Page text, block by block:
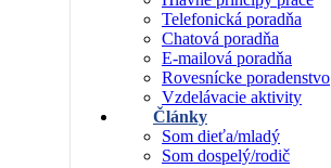
Telefonická poradňa
Chatová poradňa
E-mailová poradňa
Rovesnícke poradenstvo
Vzdelávacie aktivity
Články
Som dieťa/mladý
Som dospelý/rodič